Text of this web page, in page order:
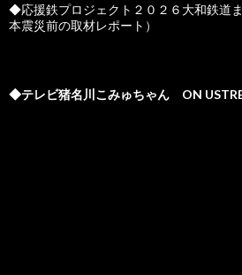
◆応援鉄プロジェクト２０２６大和鉄道
本震災前の取材レポート）
◆テレビ猪名川こみゅちゃん ON